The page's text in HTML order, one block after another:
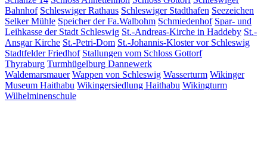
Bahnhof Schleswiger Rathaus Schleswiger Stadthafen Seezeichen
Selker Mühle Speicher der Fa.Walbohm Schmiedenhof Spar- und
Leihkasse der Stadt Schleswig St.-Andreas-Kirche in Haddeby St.-
Ansgar Kirche St.-Petri-Dom St.-Johannis-Kloster vor Schleswig
Stadtfelder Friedhof Stallungen vom Schloss Gottorf
Thyraburg Turmhügelburg Dannewerk
Waldemarsmauer Wappen von Schleswig Wasserturm Wikinger
Museum Haithabu Wikingersiedlung Haithabu Wikingturm
Wilhelminenschule